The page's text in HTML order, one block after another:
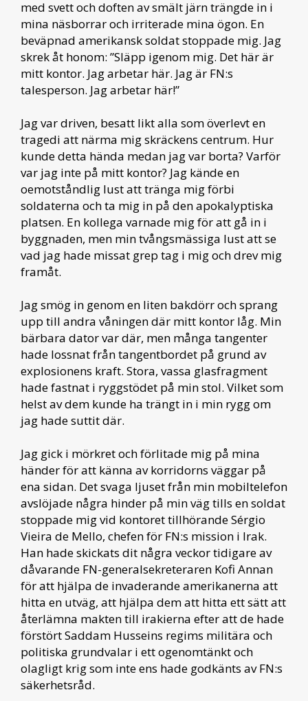
med svett och doften av smält järn trängde in i
mina näsborrar och irriterade mina ögon. En
beväpnad amerikansk soldat stoppade mig. Jag
skrek åt honom: ”Släpp igenom mig. Det här är
mitt kontor. Jag arbetar här. Jag är FN:s
talesperson. Jag arbetar här!”
Jag var driven, besatt likt alla som överlevt en
tragedi att närma mig skräckens centrum. Hur
kunde detta hända medan jag var borta? Varför
var jag inte på mitt kontor? Jag kände en
oemotståndlig lust att tränga mig förbi
soldaterna och ta mig in på den apokalyptiska
platsen. En kollega varnade mig för att gå in i
byggnaden, men min tvångsmässiga lust att se
vad jag hade missat grep tag i mig och drev mig
framåt.
Jag smög in genom en liten bakdörr och sprang
upp till andra våningen där mitt kontor låg. Min
bärbara dator var där, men många tangenter
hade lossnat från tangentbordet på grund av
explosionens kraft. Stora, vassa glasfragment
hade fastnat i ryggstödet på min stol. Vilket som
helst av dem kunde ha trängt in i min rygg om
jag hade suttit där.
Jag gick i mörkret och förlitade mig på mina
händer för att känna av korridorns väggar på
ena sidan. Det svaga ljuset från min mobiltelefon
avslöjade några hinder på min väg tills en soldat
stoppade mig vid kontoret tillhörande Sérgio
Vieira de Mello, chefen för FN:s mission i Irak.
Han hade skickats dit några veckor tidigare av
dåvarande FN-generalsekreteraren Kofi Annan
för att hjälpa de invaderande amerikanerna att
hitta en utväg, att hjälpa dem att hitta ett sätt att
återlämna makten till irakierna efter att de hade
förstört Saddam Husseins regims militära och
politiska grundvalar i ett ogenomtänkt och
olagligt krig som inte ens hade godkänts av FN:s
säkerhetsråd.